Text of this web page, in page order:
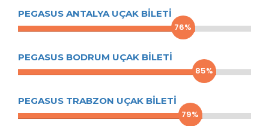
PEGASUS ANTALYA UÇAK BILETI
76%
PEGASUS BODRUM UÇAK BILETI
85%
PEGASUS TRABZON UÇAK BILETI
79%